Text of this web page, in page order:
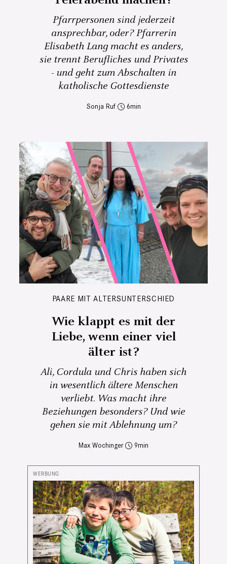
Pfarrpersonen sind jederzeit
ansprechbar, oder? Pfarrerin
Elisabeth Lang macht es anders,
sie trennt Berufliches und Privates
- und geht zum Abschalten in
katholische Gottesdienste
Sonja Ruf 6
PAARE MIT ALTERSUNTERSCHIED
Wie klappt es mit der
Liebe, wenn einer viel
älter ist?
Ali, Cordula und Chris haben sich
in wesentlich ältere Menschen
verliebt. Was macht ihre
Beziehungen besonders? Und wie
gehen sie mit Ablehnung um?
Max Wochinger 9